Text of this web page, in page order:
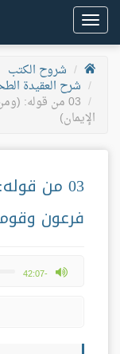
Toggle
navigation
شروح الكتب
شرح العقيدة
03 من قوله:
الإيمان)
03 من
فرعون
-42:07
volume